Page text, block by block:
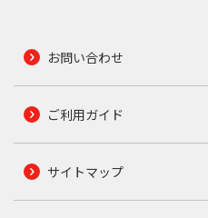
お問い合わせ
ご利用ガイド
サイトマップ